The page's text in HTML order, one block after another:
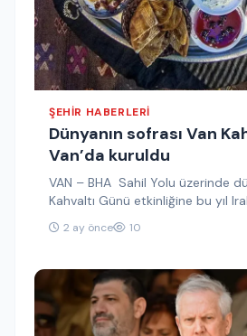
ŞEHIR HABERLERI
Dünyanın sofrası Van
Van’da kuruldu
VAN – BHA Sahil Yolu üzerinde
Kahvaltı Günü etkinliğine bu yıl
Bölgesi ve yurt…
2 ay önce 10